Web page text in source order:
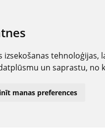
un saprastu, no
manas preferences